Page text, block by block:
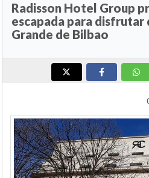
Radisson Hotel Group
escapada para disfrutar
Grande de Bilbao